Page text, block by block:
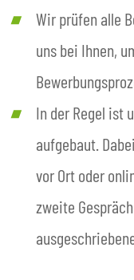
Wir prüfen alle
uns bei Ihnen,
In der Regel ist
aufgebaut.
vor Ort oder
zweite